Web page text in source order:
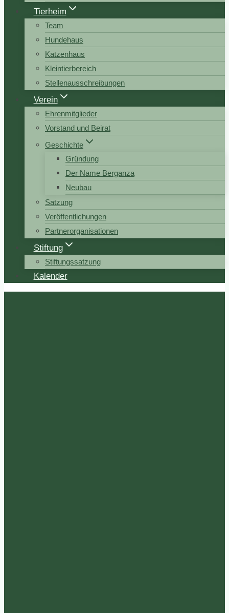
Tierheim
Team
Hundehaus
Katzenhaus
Kleintierbereich
Stellenausschreibungen
Verein
Ehrenmitglieder
Vorstand und Beirat
Geschichte
Gründung
Der Name Berganza
Neubau
Satzung
Veröffentlichungen
Partnerorganisationen
Stiftung
Stiftungssatzung
Kalender